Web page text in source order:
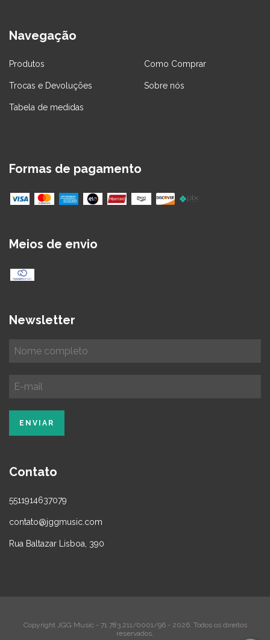
Navegação
Produtos Como Comprar
Trocas e Devoluções Sobre nós
Tabela de medidas
Formas de pagamento
Meios de envio
Newsletter
Contato
5511914637079
contato@jggmusic.com
Rua Baltazar Lisboa, 390
Copyright JGG Music - 71.783.211/0001/96 - 2026. Todos os direitos
reservados.